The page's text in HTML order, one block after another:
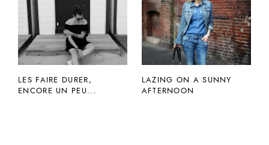
LES FAIRE DURER,
ENCORE UN PEU...
LAZING ON A SUNNY
AFTERNOON